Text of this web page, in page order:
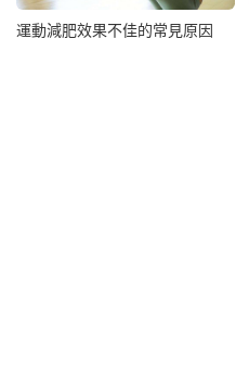
運動減肥效果不佳的常見原因